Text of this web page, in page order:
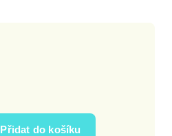
Přidat do košíku